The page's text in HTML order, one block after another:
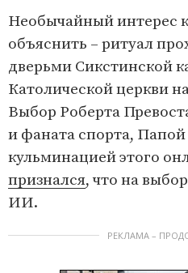
Необычайный интерес
объяснить – ритуал
дверьми Сикстинской
Католической церкви
Выбор Роберта
и фаната спорта,
кульминацией этого
признался, что на
ИИ.
РЕКЛАМА –